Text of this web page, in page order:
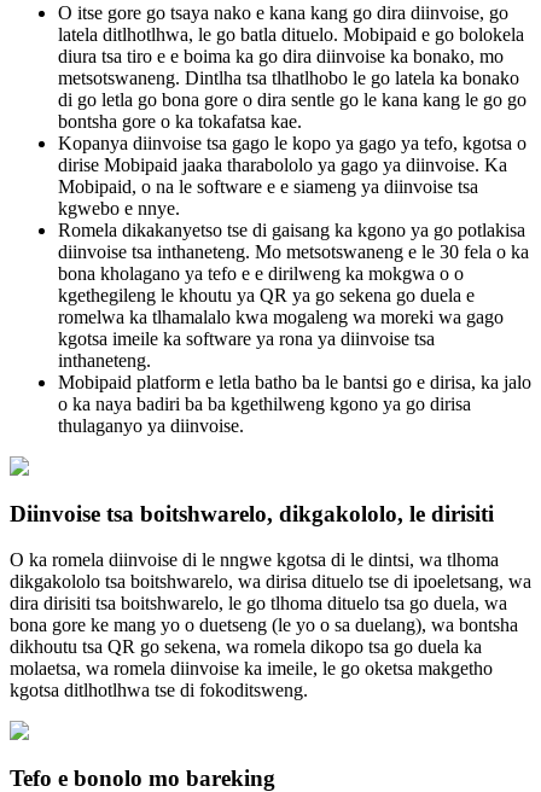
O itse gore go tsaya nako e kana kang go dira diinvoise, go
latela ditlhotlhwa, le go batla dituelo. Mobipaid e go bolokela
diura tsa tiro e e boima ka go dira diinvoise ka bonako, mo
metsotswaneng. Dintlha tsa tlhatlhobo le go latela ka bonako
di go letla go bona gore o dira sentle go le kana kang le go go
bontsha gore o ka tokafatsa kae.
Kopanya diinvoise tsa gago le kopo ya gago ya tefo, kgotsa o
dirise Mobipaid jaaka tharabololo ya gago ya diinvoise. Ka
Mobipaid, o na le software e e siameng ya diinvoise tsa
kgwebo e nnye.
Romela dikakanyetso tse di gaisang ka kgono ya go potlakisa
diinvoise tsa inthaneteng. Mo metsotswaneng e le 30 fela o ka
bona kholagano ya tefo e e dirilweng ka mokgwa o o
kgethegileng le khoutu ya QR ya go sekena go duela e
romelwa ka tlhamalalo kwa mogaleng wa moreki wa gago
kgotsa imeile ka software ya rona ya diinvoise tsa
inthaneteng.
Mobipaid platform e letla batho ba le bantsi go e dirisa, ka jalo
o ka naya badiri ba ba kgethilweng kgono ya go dirisa
thulaganyo ya diinvoise.
Diinvoise tsa boitshwarelo, dikgakololo, le dirisiti
O ka romela diinvoise di le nngwe kgotsa di le dintsi, wa tlhoma
dikgakololo tsa boitshwarelo, wa dirisa dituelo tse di ipoeletsang, wa
dira dirisiti tsa boitshwarelo, le go tlhoma dituelo tsa go duela, wa
bona gore ke mang yo o duetseng (le yo o sa duelang), wa bontsha
dikhoutu tsa QR go sekena, wa romela dikopo tsa go duela ka
molaetsa, wa romela diinvoise ka imeile, le go oketsa makgetho
kgotsa ditlhotlhwa tse di fokoditsweng.
Tefo e bonolo mo bareking